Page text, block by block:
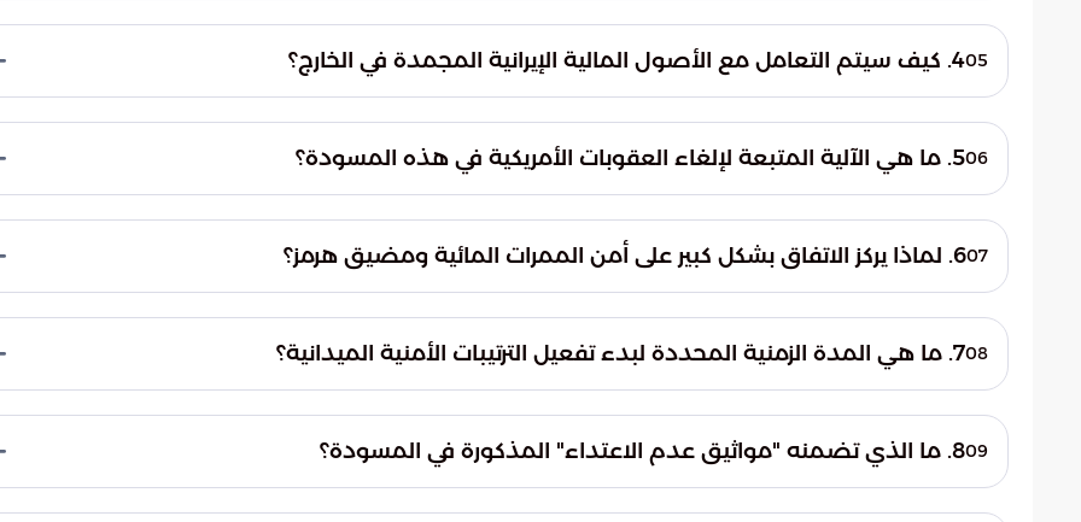
لطهران بالعودة القانونية إلى الأسواق العالمية، مما يساهم في استعادة تدفق السيولة النقدية
ودعم الاقتصاد المحلي المتضرر من العقوبات.
054. كيف سيتم التعامل مع الأصول المالية الإيرانية المجمدة في الخارج؟
هذه الأموال قد حُجزت نتيجة العقوبات السابقة، وتعد العودة إليها جزءاً أساسياً من المقايضة
الاقتصادية مقابل الانضباط في الملف النووي.
065. ما هي الآلية المتبعة لإلغاء العقوبات الأمريكية في هذه المسودة؟
بالمعايير الفنية، حيث يتم الاعتماد على تقارير دورية تصدرها الوكالات الدولية لإثبات الامتثال قبل
المضي قدماً في رفع الحظر.
076. لماذا يركز الاتفاق بشكل كبير على أمن الممرات المائية ومضيق هرمز؟
المسودة بنوداً تعتبر صمام أمان لضمان سلامة الملاحة، ومنع أي محاولات لتعطيل حركة ناقلات
النفط في هذا الممر الحيوي.
087. ما هي المدة الزمنية المحددة لبدء تفعيل الترتيبات الأمنية الميدانية؟
الواقع. يهدف هذا الجدول الزمني القصير إلى ضمان خفض التصعيد العسكري بشكل فوري وبناء
الثقة بين الأطراف الموقعة.
098. ما الذي تضمنه "مواثيق عدم الاعتداء" المذكورة في المسودة؟